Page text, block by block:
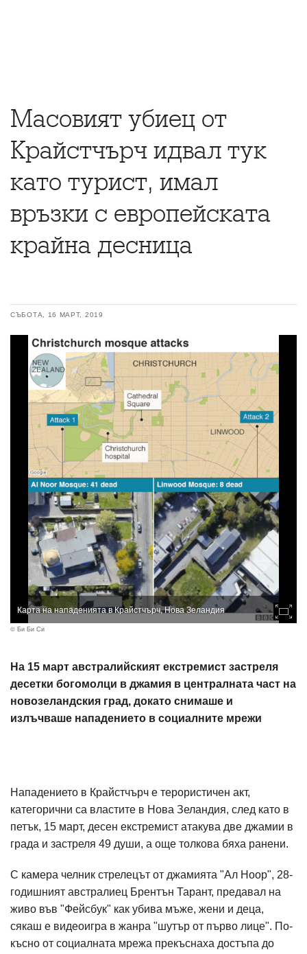
Масовият убиец от
Крайстчърч идвал тук
като турист, имал
връзки с европейската
крайна десница
СЪБОТА, 16 МАРТ, 2019
Карта на нападенията в Крайстчърч, Нова Зеландия
© Би Би Си
На 15 март австралийският екстремист застреля
десетки богомолци в джамия в централната част на
новозеландския град, докато снимаше и
излъчваше нападението в социалните мрежи
Нападението в Крайстчърч е терористичен акт,
категорични са властите в Нова Зеландия, след като в
петък, 15 март, десен екстремист атакува две джамии в
града и застреля 49 души, а още толкова бяха ранени.
С камера челник стрелецът от джамията "Ал Ноор", 28-
годишният австралиец Брентън Тарант, предавал на
живо във "Фейсбук" как убива мъже, жени и деца,
сякаш е видеоигра в жанра "шутър от първо лице". По-
късно от социалната мрежа прекъснаха достъпа до